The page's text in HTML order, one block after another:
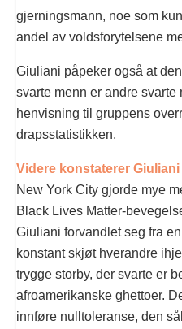
gjerningsmann, noe som
andel av voldsforytelsene
Giuliani påpeker også at
svarte menn er andre svarte
henvisning til gruppens
drapsstatistikken.
Videre konstaterer Giuliani
New York City gjorde mye
Black Lives Matter-
Giuliani forvandlet seg fra
konstant skjøt hverandre
trygge storby, der svarte er
afroamerikanske ghettoer.
innføre nulltoleranse, den